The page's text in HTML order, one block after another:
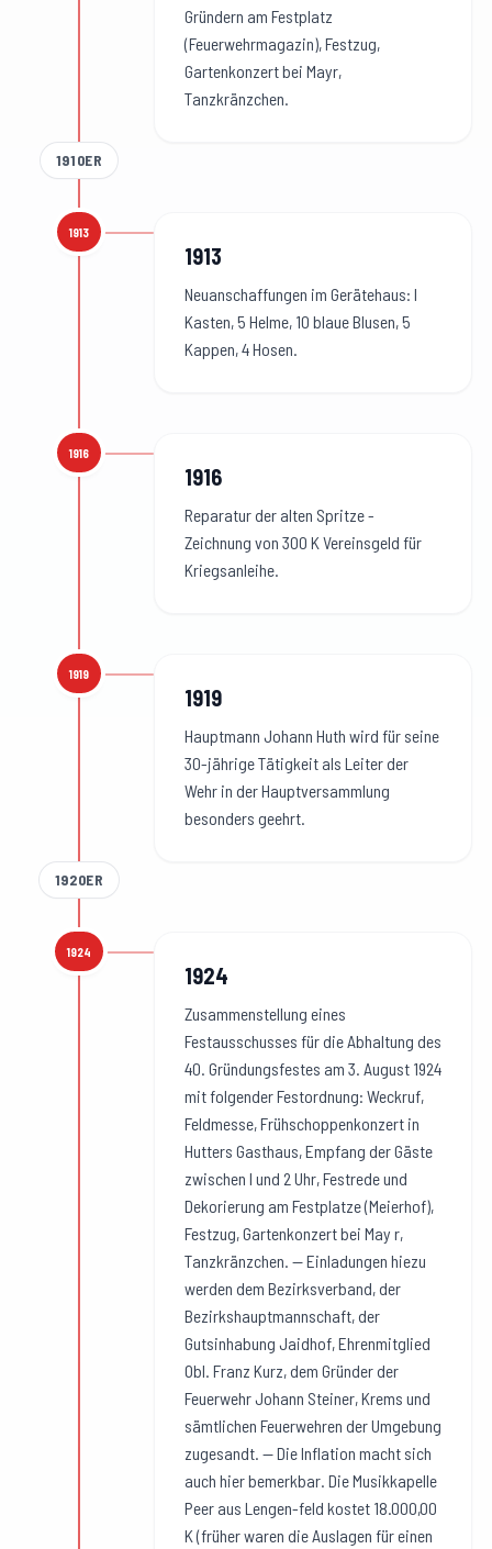
Gründern am Festplatz
(Feuerwehrmagazin), Festzug,
Gartenkonzert bei Mayr,
Tanzkränzchen.
1910ER
1913
1913:
1913
Neuanschaffungen im Gerätehaus: l
Kasten, 5 Helme, 10 blaue Blusen, 5
Kappen, 4 Hosen.
1916
1916:
1916
Reparatur der alten Spritze -
Zeichnung von 300 K Vereinsgeld für
Kriegsanleihe.
1919
1919:
1919
Hauptmann Johann Huth wird für seine
30-jährige Tätigkeit als Leiter der
Wehr in der Hauptversammlung
besonders geehrt.
1920ER
1924
1924:
1924
Zusammenstellung eines
Festausschusses für die Abhaltung des
40. Gründungsfestes am 3. August 1924
mit folgender Festordnung: Weckruf,
Feldmesse, Frühschoppenkonzert in
Hutters Gasthaus, Empfang der Gäste
zwischen l und 2 Uhr, Festrede und
Dekorierung am Festplatze (Meierhof),
Festzug, Gartenkonzert bei May r,
Tanzkränzchen. — Einladungen hiezu
werden dem Bezirksverband, der
Bezirkshauptmannschaft, der
Gutsinhabung Jaidhof, Ehrenmitglied
Obl. Franz Kurz, dem Gründer der
Feuerwehr Johann Steiner, Krems und
sämtlichen Feuerwehren der Umgebung
zugesandt. — Die Inflation macht sich
auch hier bemerkbar. Die Musikkapelle
Peer aus Lengen-feld kostet 18.000,00
K (früher waren die Auslagen für einen